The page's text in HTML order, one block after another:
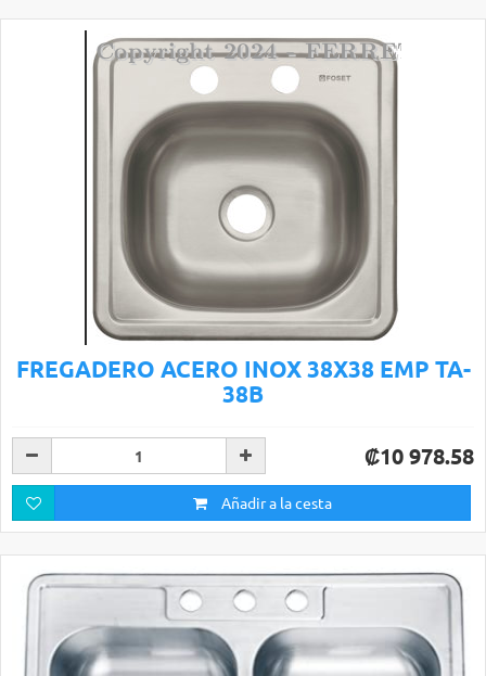
FREGADERO ACERO INOX 38X38 EMP TA-
38B
₡10 978.58
Añadir a la cesta